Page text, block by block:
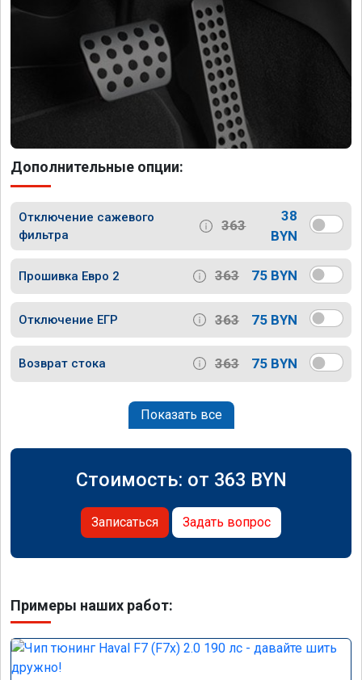
Дополнительные опции:
Отключение сажевого
фильтра
363
38
BYN
Прошивка Евро 2 363 75 BYN
Отключение ЕГР 363 75 BYN
Возврат стока 363 75 BYN
Показать все
Стоимость: от 363 BYN
Записаться Задать вопрос
Примеры наших работ: